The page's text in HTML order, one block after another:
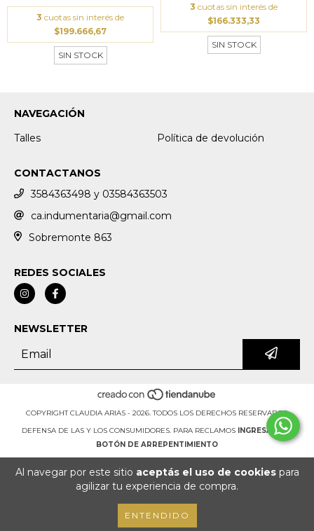
Al navegar por este sitio aceptás el uso de cookiespara
agilizar tu experiencia de compra.
ENTENDIDO
3 cuotas sin interés de
$199.666,67
SIN STOCK
3 cuotas sin interés de
$166.333,33
SIN STOCK
NAVEGACIÓN
Talles
Política de devolución
CONTACTANOS
3584363498 y 03584363503
ca.indumentaria@gmail.com
Sobremonte 863
REDES SOCIALES
NEWSLETTER
COPYRIGHT CLAUDIA ARIAS - 2026. TODOS LOS DERECHOS RESERVADOS.
DEFENSA DE LAS Y LOS CONSUMIDORES. PARA RECLAMOS INGRESÁ ACÁ.
BOTÓN DE ARREPENTIMIENTO